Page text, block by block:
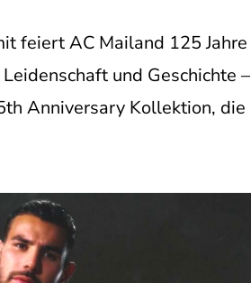
feiert AC Mailand 125 Jahre
und Geschichte –
Anniversary Kollektion, die